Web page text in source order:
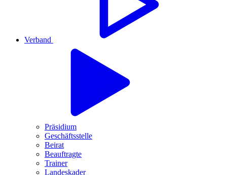
Verband
Präsidium
Geschäftsstelle
Beirat
Beauftragte
Trainer
Landeskader